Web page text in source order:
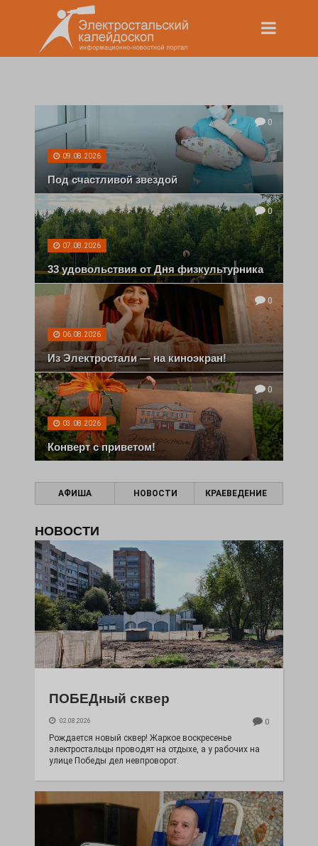
0
09.08.2026
Под счастливой звездой
0
07.08.2026
33 удовольствия от Дня физкультурника
0
06.08.2026
Из Электростали — на киноэкран!
0
03.08.2026
Конверт с приветом!
АФИША НОВОСТИ КРАЕВЕДЕНИЕ
НОВОСТИ
ПОБЕДный сквер
02.08.2026 0
Рождается новый сквер! Жаркое воскресенье
электростальцы проводят на отдыхе, а у рабочих на
улице Победы дел невпроворот.